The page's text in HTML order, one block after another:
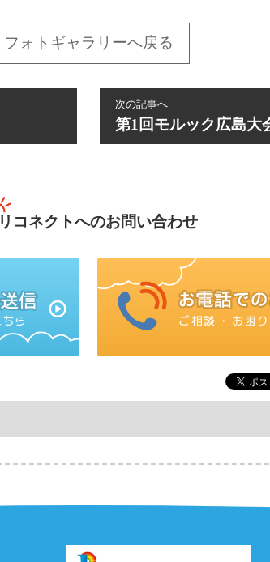
フォトギャラリーへ戻る
次の記事へ
第1回モルック広島大
リコネクトへのお問い合わせ